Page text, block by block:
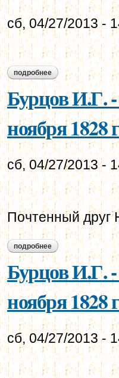
сб, 04/27/2013 -
подробнее о бурцов и.г. -
Бурцов И.Г.
ноября 1828
сб, 04/27/2013 -
Почтенный друг
подробнее о бурцов и.г. -
Бурцов И.Г.
ноября 1828
сб, 04/27/2013 -